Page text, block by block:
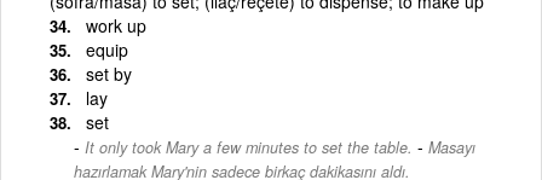
work up
equip
set by
lay
set
It only took Mary a few minutes to set the table. - Masayı
hazırlamak Mary'nin sadece birkaç dakikasını aldı.